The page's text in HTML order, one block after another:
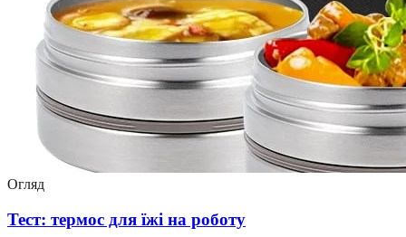
Огляд
Тест: термос для їжі на роботу